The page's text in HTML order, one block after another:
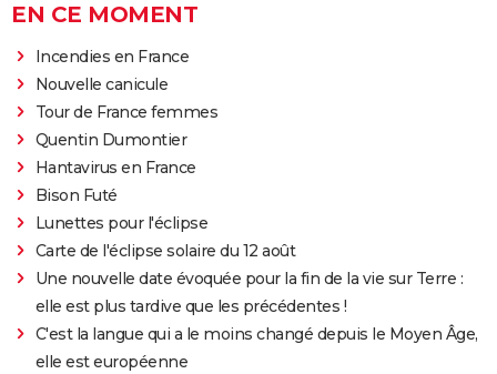
EN CE MOMENT
Incendies en France
Nouvelle canicule
Tour de France femmes
Quentin Dumontier
Hantavirus en France
Bison Futé
Lunettes pour l'éclipse
Carte de l'éclipse solaire du 12 août
Une nouvelle date évoquée pour la fin de la vie sur Terre :
elle est plus tardive que les précédentes !
C'est la langue qui a le moins changé depuis le Moyen Âge,
elle est européenne